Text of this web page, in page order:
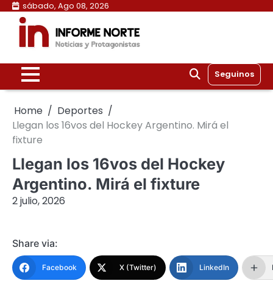
Skip
content
sábado, Ago 08, 2026
Seguinos
Home
Deportes
Llegan los 16vos del Hockey Argentino. Mirá el
fixture
Llegan los 16vos del Hockey
Argentino. Mirá el fixture
2 julio, 2026
Share via:
Facebook X (Twitter) LinkedIn